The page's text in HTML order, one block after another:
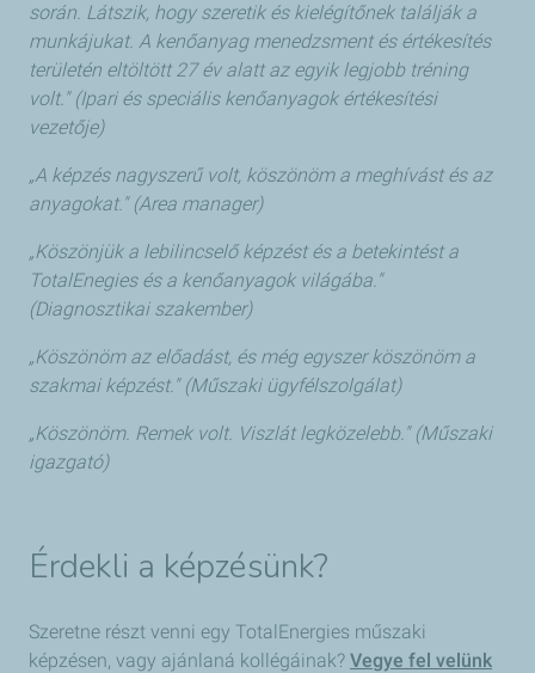
során. Látszik, hogy szeretik és kielégítőnek találják a
munkájukat. A kenőanyag menedzsment és értékesítés
területén eltöltött 27 év alatt az egyik legjobb tréning
volt." (Ipari és speciális kenőanyagok értékesítési
vezetője)
„A képzés nagyszerű volt, köszönöm a meghívást és az
anyagokat." (Area manager)
„Köszönjük a lebilincselő képzést és a betekintést a
TotalEnegies és a kenőanyagok világába."
(Diagnosztikai szakember)
„Köszönöm az előadást, és még egyszer köszönöm a
szakmai képzést." (Műszaki ügyfélszolgálat)
„Köszönöm. Remek volt. Viszlát legközelebb." (Műszaki
igazgató)
Érdekli a képzésünk?
Szeretne részt venni egy TotalEnergies műszaki
képzésen, vagy ajánlaná kollégáinak? Vegye fel velünk